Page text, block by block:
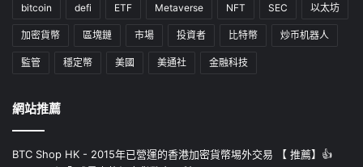
bitcoin defi ETF Metaverse NFT SEC 以太坊
加密貨幣 區塊鏈 市場 投資者 比特幣 炒币机器人
監管 穩定幣 美國 美通社 金融科技
網站推薦
BTC Shop HK - 2015年已營運的香港加密貨幣埸外交易 【 推薦】👍